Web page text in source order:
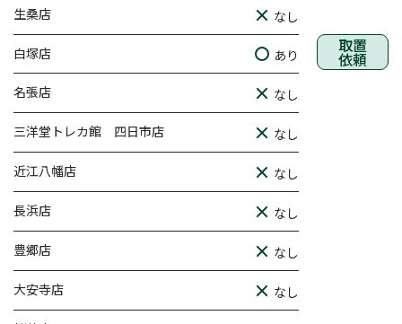
生桑店 なし
白塚店 あり 取置
依頼
名張店 なし
三洋堂トレカ館 四日市店 なし
近江八幡店 なし
長浜店 なし
豊郷店 なし
大安寺店 なし